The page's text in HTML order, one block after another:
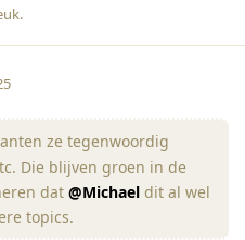
.
ze tegenwoordig
Die blijven groen in de
dat @Michael dit al wel
topics.